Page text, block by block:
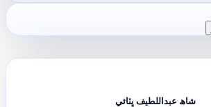
شاھ عبداللطيف ڀٽائي